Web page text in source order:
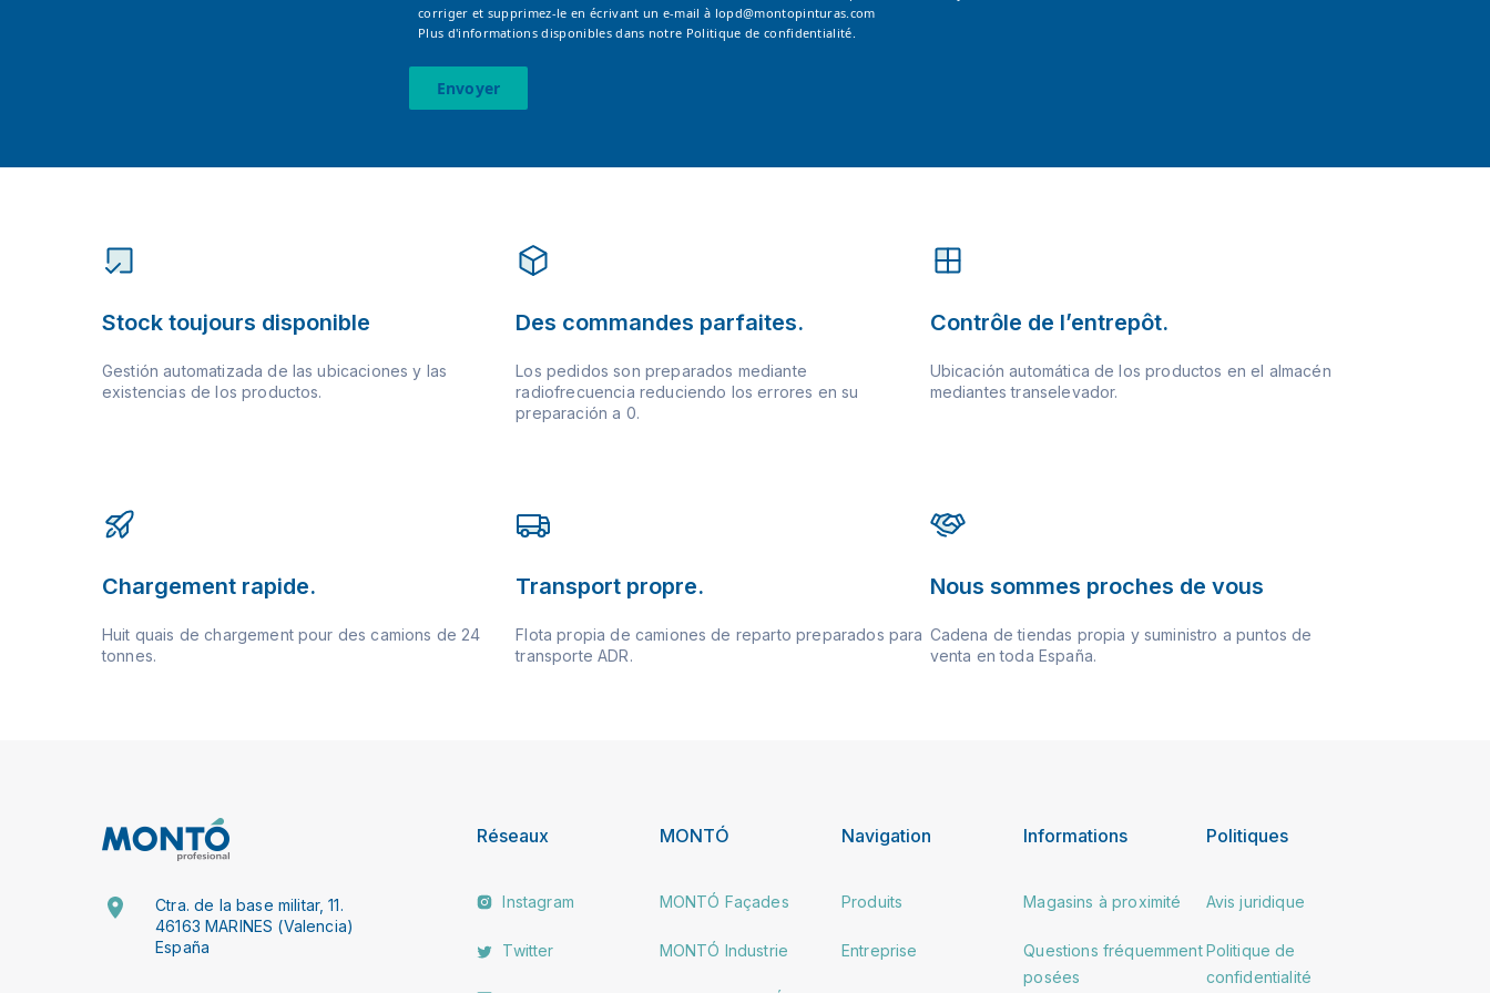
corriger et supprimez-le en écrivant un e-mail à lopd@montopinturas.com
Plus d'informations disponibles dans notre Politique de confidentialité.
Envoyer
Stock toujours disponible
Gestión automatizada de las ubicaciones y las
existencias de los productos.
Des commandes parfaites.
Los pedidos son preparados mediante
radiofrecuencia reduciendo los errores en su
preparación a 0.
Contrôle de l’entrepôt.
Ubicación automática de los productos en el almacén
mediantes transelevador.
Chargement rapide.
Huit quais de chargement pour des camions de 24
tonnes.
Transport propre.
Flota propia de camiones de reparto preparados para
transporte ADR.
Nous sommes proches de vous
Cadena de tiendas propia y suministro a puntos de
venta en toda España.
Ctra. de la base militar, 11.
46163 MARINES (Valencia)
España
Réseaux
Instagram
Twitter
MONTÓ
MONTÓ Façades
MONTÓ Industrie
Navigation
Produits
Entreprise
Informations
Magasins à proximité
Questions fréquemment
posées
Politiques
Avis juridique
Politique de
confidentialité